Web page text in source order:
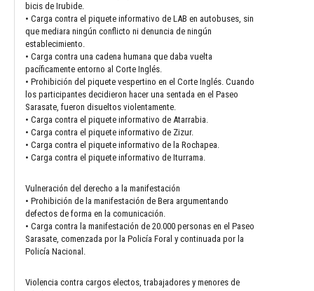
bicis de Irubide.
• Carga contra el piquete informativo de LAB en autobuses, sin
que mediara ningún conflicto ni denuncia de ningún
establecimiento.
• Carga contra una cadena humana que daba vuelta
pacíficamente entorno al Corte Inglés.
• Prohibición del piquete vespertino en el Corte Inglés. Cuando
los participantes decidieron hacer una sentada en el Paseo
Sarasate, fueron disueltos violentamente.
• Carga contra el piquete informativo de Atarrabia.
• Carga contra el piquete informativo de Zizur.
• Carga contra el piquete informativo de la Rochapea.
• Carga contra el piquete informativo de Iturrama.
Vulneración del derecho a la manifestación
• Prohibición de la manifestación de Bera argumentando
defectos de forma en la comunicación.
• Carga contra la manifestación de 20.000 personas en el Paseo
Sarasate, comenzada por la Policía Foral y continuada por la
Policía Nacional.
Violencia contra cargos electos, trabajadores y menores de